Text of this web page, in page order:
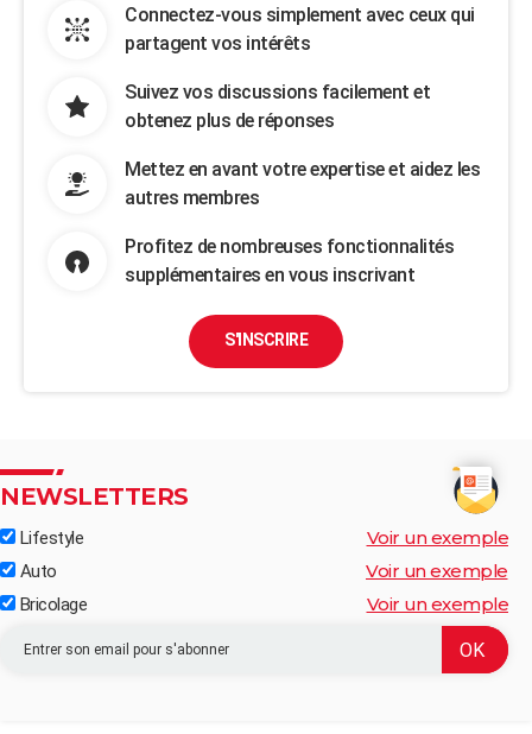
Connectez-vous simplement avec ceux qui
partagent vos intérêts
Suivez vos discussions facilement et
obtenez plus de réponses
Mettez en avant votre expertise et aidez les
autres membres
Profitez de nombreuses fonctionnalités
supplémentaires en vous inscrivant
S'INSCRIRE
NEWSLETTERS
Lifestyle Voir un exemple
Auto Voir un exemple
Bricolage Voir un exemple